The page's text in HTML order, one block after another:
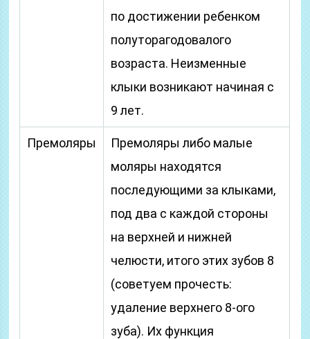
по достижении ребенком
полуторагодовалого
возраста. Неизменные
клыки возникают начиная с
9 лет.
Премоляры
Премоляры либо малые
моляры находятся
последующими за клыками,
под два с каждой стороны
на верхней и нижней
челюсти, итого этих зубов 8
(советуем прочесть:
удаление верхнего 8-ого
зуба). Их функция